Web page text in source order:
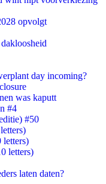
opvolgt
day incoming?
was kaputt
#4
#50
letters)
letters)
laten daten?